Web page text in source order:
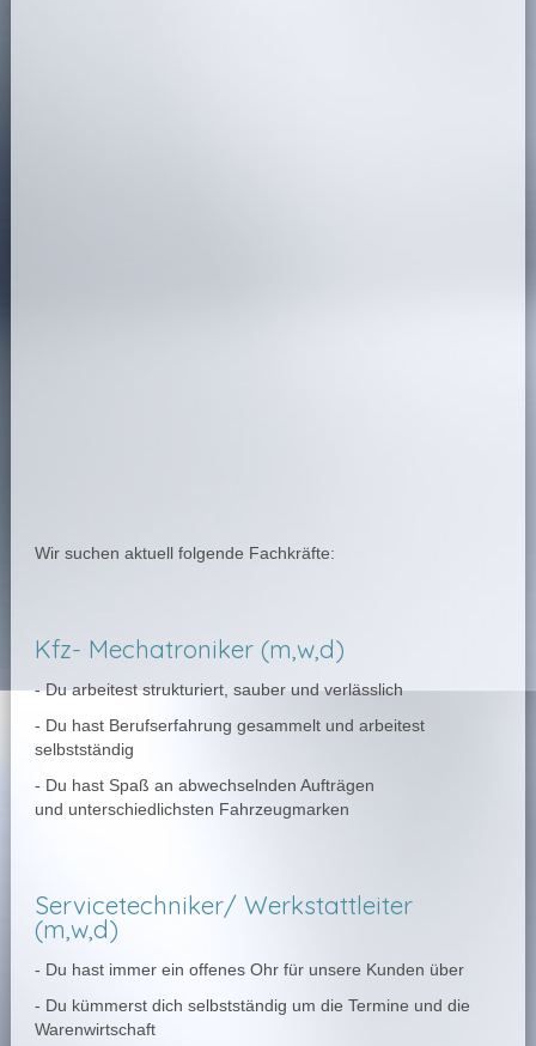
Wir suchen aktuell folgende Fachkräfte:
Kfz- Mechatroniker (m,w,d)
- Du arbeitest strukturiert, sauber und verlässlich
- Du hast Berufserfahrung gesammelt und arbeitest
selbstständig
- Du hast Spaß an abwechselnden Aufträgen
und unterschiedlichsten Fahrzeugmarken
Servicetechniker/ Werkstattleiter
(m,w,d)
- Du hast immer ein offenes Ohr für unsere Kunden über
- Du kümmerst dich selbstständig um die Termine und die
Warenwirtschaft